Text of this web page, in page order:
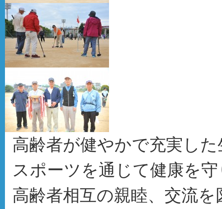
高齢者が健やかで充実し
スポーツを通じて健康を
高齢者相互の親睦、交流